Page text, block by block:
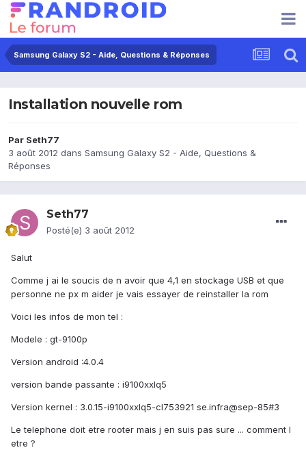
Samsung Galaxy S2 - Aide, Questions & Réponses
Installation nouvelle rom
Par Seth77
3 août 2012 dans Samsung Galaxy S2 - Aide, Questions &
Réponses
Seth77
Posté(e) 3 août 2012
Salut
Comme j ai le soucis de n avoir que 4,1 en stockage USB et que
personne ne px m aider je vais essayer de reinstaller la rom
Voici les infos de mon tel :
Modele : gt-9100p
Version android :4.0.4
version bande passante : i9100xxlq5
Version kernel : 3.0.15-i9100xxlq5-cl753921 se.infra@sep-85#3
Le telephone doit etre rooter mais j en suis pas sure ... comment l
etre ?